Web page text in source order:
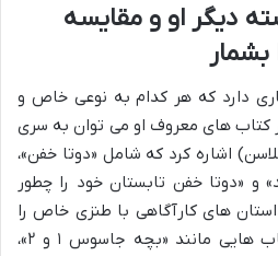
دیگر او و مقایسه
بشمار
دارد که هر کدام به نوعی خاص و
کتاب های معروف او می توان به سری
اشاره کرد که شامل «دوتا خفن»،
و «دوتا خفن تابستان خود را چطور
های کارآگاهی با طنزی خاص را
روایت می کند. همچنین کتاب هایی مانند «بچه جاسوس ۱ و ۲»،